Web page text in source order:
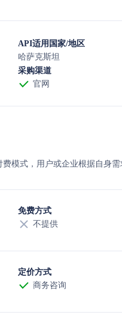
API适用国家/地区
哈萨克斯坦
采购渠道
官网
模式，用户或企业根据自身
免费方式
不提供
定价方式
商务咨询